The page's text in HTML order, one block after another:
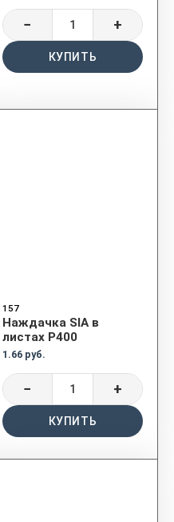
− +
КУПИТЬ
157
Наждачка SIA в
листах P400
1.66 руб.
− +
КУПИТЬ